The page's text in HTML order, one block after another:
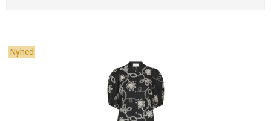
Nyhed